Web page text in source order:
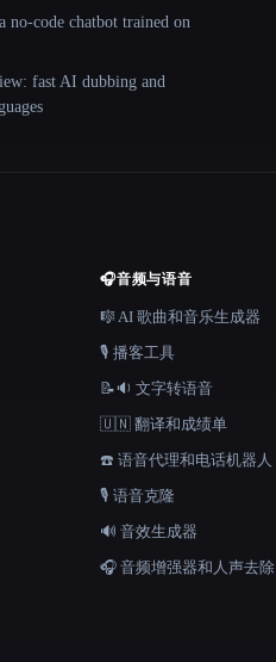
no-code chatbot trained on
fast AI dubbing and
🎧音频与语音
🎼 AI 歌曲和音乐生成器
🎙️ 播客工具
📝🔉 文字转语音
🇺🇳 翻译和成绩单
☎️ 语音代理和电话机器人
🎙️ 语音克隆
🔊 音效生成器
🎧 音频增强器和人声去除